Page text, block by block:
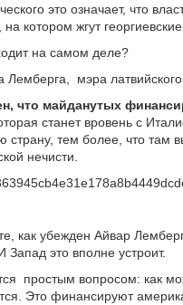
это означает, что
котором жгут георгиевские
на самом деле?
Лемберга,
мэра
что майданутых
станет вровень с
страну, тем более, что
нечисти.
как убежден Айвар
Запад это вполне устроит.
простым вопросом: как
Это финансируют